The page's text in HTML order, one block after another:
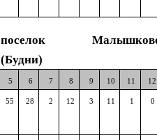
поселок
(Будни)
5 6 7 8 9 10 11 12
55 28 2 12 3 11 1 0